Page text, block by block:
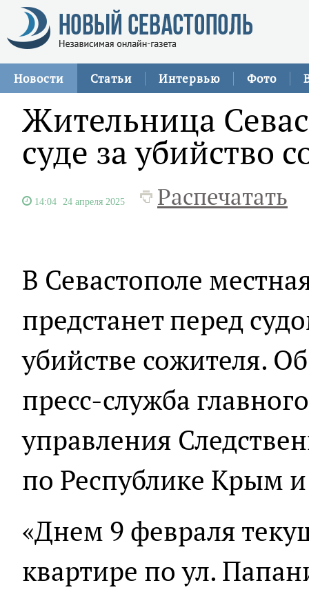
Новости Статьи Интервью Фото
Жительница
суде за убийство
14:04 24 апреля 2025 Распечатать
В Севастополе
предстанет перед
убийстве сожителя.
пресс-служба
управления
по Республике Крым
«Днем 9 февраля
квартире по ул.